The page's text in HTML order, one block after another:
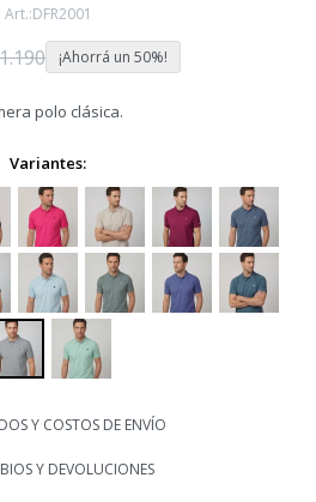
DFR2001
1.190 50
polo clásica.
Variantes:
Y COSTOS DE ENVÍO
Y DEVOLUCIONES